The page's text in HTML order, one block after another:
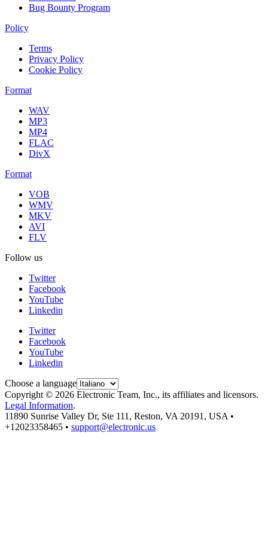
Bug Bounty Program
Policy
Terms
Privacy Policy
Cookie Policy
Format
WAV
MP3
MP4
FLAC
DivX
Format
VOB
WMV
MKV
AVI
FLV
Follow us
Twitter
Facebook
YouTube
Linkedin
Twitter
Facebook
YouTube
Linkedin
Choose a language
Copyright © 2026 Electronic Team, Inc., its affiliates and licensors.
Legal Information.
11890 Sunrise Valley Dr, Ste 111, Reston, VA 20191, USA •
+12023358465 • support@electronic.us